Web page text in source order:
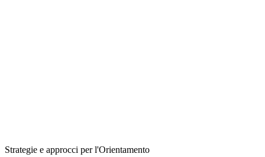
Strategie e approcci per l'Orientamento